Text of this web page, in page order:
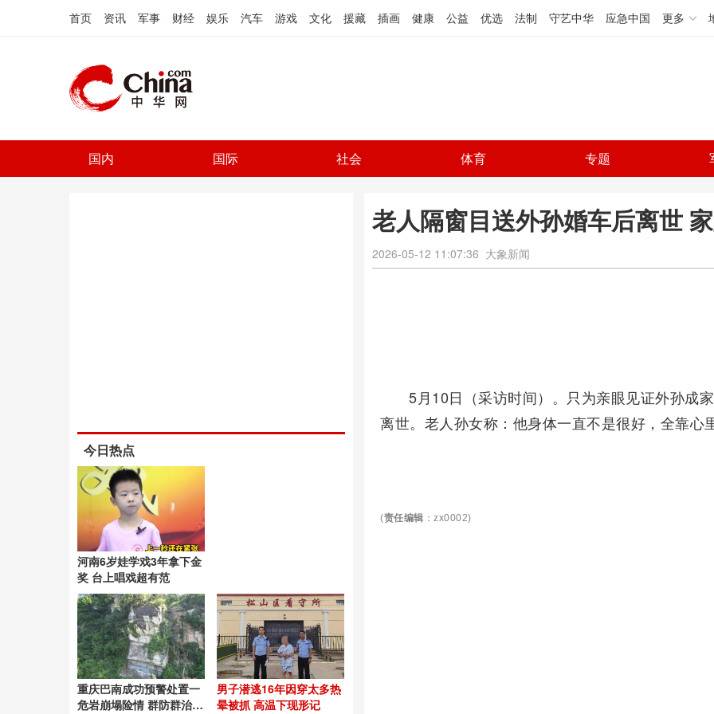
首页 资讯 军事 财经 娱乐 汽车 游戏 文化 援藏 插画 健康 公益 优选 法制 守艺中华 应急中国 更多
国内 国际 社会 体育 专题
老人隔窗目送外孙婚车后离世
2026-05-12 11:07:36 大象新闻
5月10日（采访时间）。只为亲眼见证外孙成
离世。老人孙女称：他身体一直不是很好，全靠
(责任编辑 ：zx0002)
今日热点
河南6岁娃学戏3年拿下金
奖 台上唱戏超有范
重庆巴南成功预警处置一
危岩崩塌险情 群防群治显
男子潜逃16年因穿太多热
晕被抓 高温下现形记